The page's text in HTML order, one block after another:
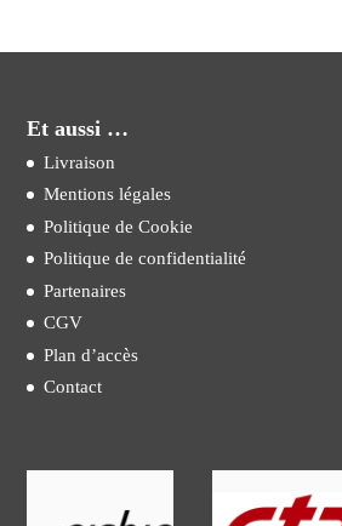
Et aussi …
Livraison
Mentions légales
Politique de Cookie
Politique de confidentialité
Partenaires
CGV
Plan d’accès
Contact